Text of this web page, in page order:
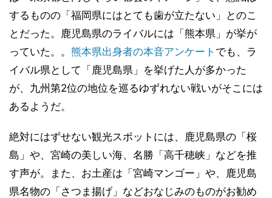
するものの「福岡県にはとても歯が立たない」とのこ
とだった。鹿児島県のライバルには「熊本県」が挙が
っていた。。 熊本県出身者の本音アンケート でも、ラ
イバル県として「鹿児島県」を挙げた人が多かった
が、九州第2位の地位を巡るゆずれない戦いがそこには
あるようだ。
絶対にはずせない観光スポットには、鹿児島県の「桜
島」や、宮崎の美しい海、名勝「高千穂峡」などを推
す声が。また、お土産は「宮崎マンゴー」や、鹿児島
県名物の「さつま揚げ」などおなじみのものがお勧め